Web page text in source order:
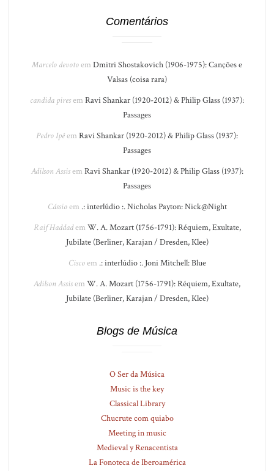
Comentários
Marcelo devotoem Dmitri Shostakovich (1906-1975): Canções e
Valsas (coisa rara)
candida piresem Ravi Shankar (1920-2012) & Philip Glass (1937):
Passages
Pedro Ipêem Ravi Shankar (1920-2012) & Philip Glass (1937):
Passages
Adilson Assisem Ravi Shankar (1920-2012) & Philip Glass (1937):
Passages
Cássioem .: interlúdio :. Nicholas Payton: Nick@Night
Raif Haddadem W. A. Mozart (1756-1791): Réquiem, Exultate,
Jubilate (Berliner, Karajan / Dresden, Klee)
Ciscoem .: interlúdio :. Joni Mitchell: Blue
Adilson Assisem W. A. Mozart (1756-1791): Réquiem, Exultate,
Jubilate (Berliner, Karajan / Dresden, Klee)
Blogs de Música
O Ser da Música
Music is the key
Classical Library
Chucrute com quiabo
Meeting in music
Medieval y Renacentista
La Fonoteca de Iberoamérica